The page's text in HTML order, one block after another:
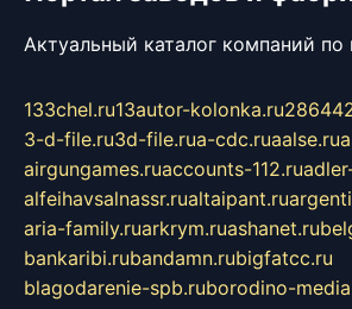
Актуальный каталог компаний по
133chel.ru13autor-kolonka.ru
3-d-file.ru3d-file.rua-cdc.ruaalse.ru
airgungames.ruaccounts-112.ru
alfeihavsalnassr.rualtaipant.ru
aria-family.ruarkrym.ruashanet.ru
bankaribi.rubandamn.rubigfatcc.ru
blagodarenie-spb.ruborodino-